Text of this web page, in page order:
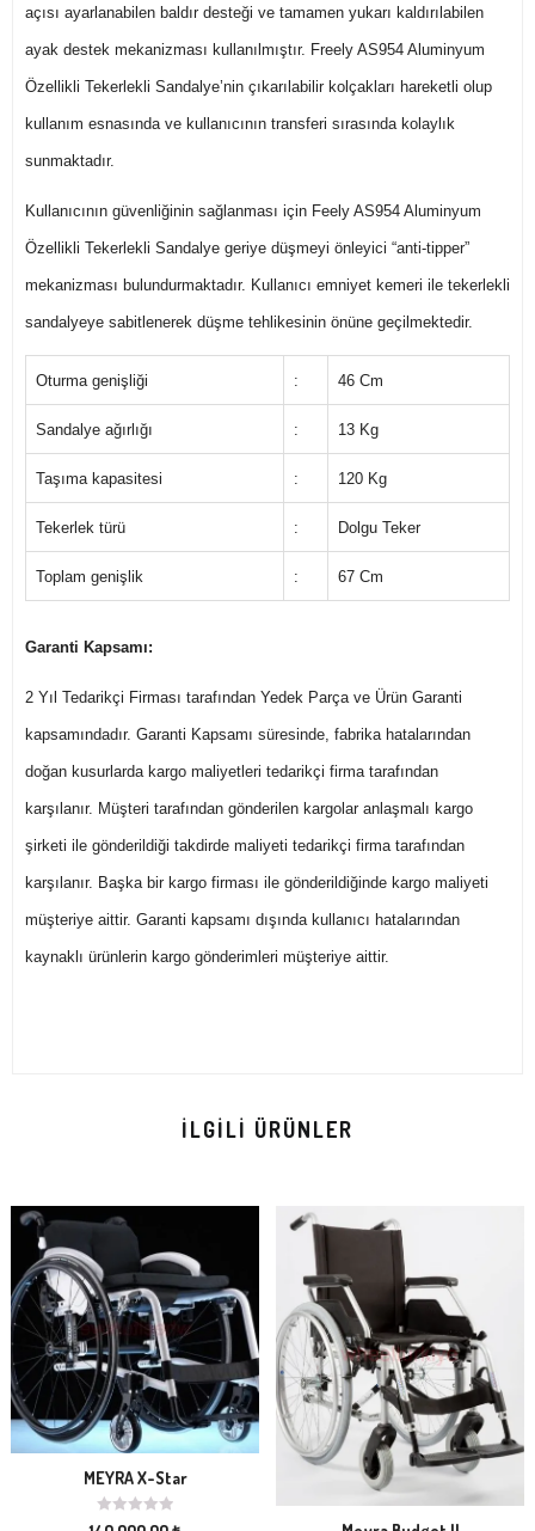
açısı ayarlanabilen baldır desteği ve tamamen yukarı kaldırılabilen
ayak destek mekanizması kullanılmıştır. Freely AS954 Aluminyum
Özellikli Tekerlekli Sandalye’nin çıkarılabilir kolçakları hareketli olup
kullanım esnasında ve kullanıcının transferi sırasında kolaylık
sunmaktadır.
Kullanıcının güvenliğinin sağlanması için Feely AS954 Aluminyum
Özellikli Tekerlekli Sandalye geriye düşmeyi önleyici “anti-tipper”
mekanizması bulundurmaktadır. Kullanıcı emniyet kemeri ile tekerlekli
sandalyeye sabitlenerek düşme tehlikesinin önüne geçilmektedir.
Oturma genişliği : 46 Cm
Sandalye ağırlığı : 13 Kg
Taşıma kapasitesi : 120 Kg
Tekerlek türü : Dolgu Teker
Toplam genişlik : 67 Cm
Garanti Kapsamı:
2 Yıl Tedarikçi Firması tarafından Yedek Parça ve Ürün Garanti
kapsamındadır. Garanti Kapsamı süresinde, fabrika hatalarından
doğan kusurlarda kargo maliyetleri tedarikçi firma tarafından
karşılanır. Müşteri tarafından gönderilen kargolar anlaşmalı kargo
şirketi ile gönderildiği takdirde maliyeti tedarikçi firma tarafından
karşılanır. Başka bir kargo firması ile gönderildiğinde kargo maliyeti
müşteriye aittir. Garanti kapsamı dışında kullanıcı hatalarından
kaynaklı ürünlerin kargo gönderimleri müşteriye aittir.
İLGILI ÜRÜNLER
MEYRA X-Star